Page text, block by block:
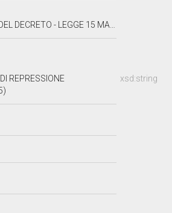
PER LA RIPRESA ECONOMICA NAZIONALE"
xsd:string
REPRESSIONE